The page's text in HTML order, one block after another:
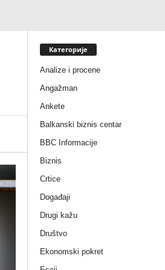
Категорије
Analize i procene
Angažman
Ankete
Balkanski biznis centar
BBC Informacije
Biznis
Crtice
Događaji
Drugi kažu
Društvo
Ekonomski pokret